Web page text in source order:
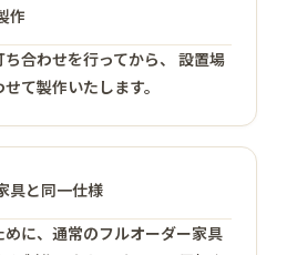
作
合わせを行ってから、 設置場
て製作いたします。
具と同一仕様
に、通常のフルオーダー家具